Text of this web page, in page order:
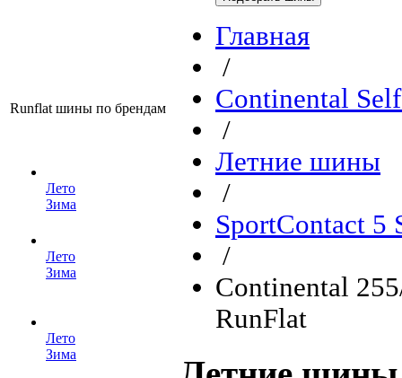
Runflat шины по брендам
Лето
Зима
Лето
Зима
Лето
Зима
Главная
/
Continental
/
Летние шины
/
SportContact 5
/
Continental
RunFlat